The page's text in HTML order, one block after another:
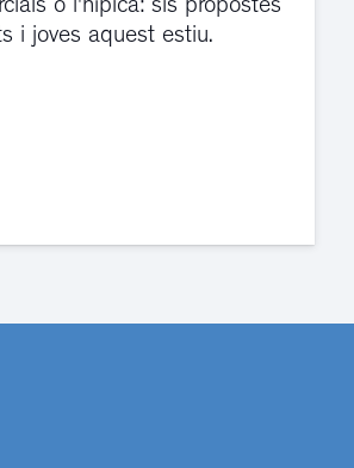
guàrdia i el jutjat de
gènere s'han traslladat a